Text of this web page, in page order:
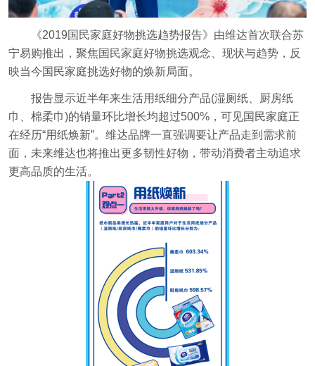
《2019国民家庭好物挑选趋势报告》由维达首次联合苏
宁易购推出，聚焦国民家庭好物挑选观念、现状与趋势，反
映当今国民家庭挑选好物的焕新局面。
报告显示近半年来生活用纸细分产品(湿厕纸、厨房纸
巾、棉柔巾)的销量环比增长均超过500%，可见国民家庭正
在经历“用纸焕新”。维达品牌一直强调要让产品走到需求前
面，未来维达也将推出更多韧性好物，带动消费者主动追求
更高品质的生活。